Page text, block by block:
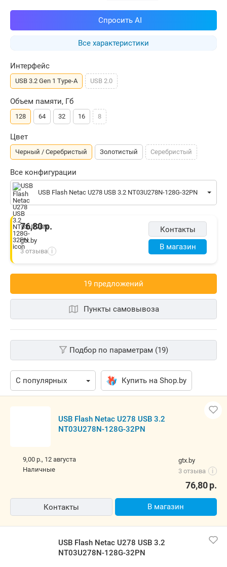
Все характеристики
Интерфейс
USB 3.2 Gen 1 Type-A USB 2.0
Объем памяти, Гб
128 64 32 16 8
Цвет
Черный / Серебристый Золотистый Серебристый
Все конфигурации
USB Flash Netac U278 USB 3.2 NT03U278N-128G-32PN
Спросить AI
Контакты
В магазин
76,80р.
gtx.by
3 отзыва
i
19 предложений
Пункты самовывоза
Подбор по параметрам (19)
Купить на Shop.by
USB Flash Netac U278 USB 3.2
NT03U278N-128G-32PN
gtx.by
3 отзыва
i
9,00 р., 12 августа
наличные
76,80р.
Контакты В магазин
USB Flash Netac U278 USB 3.2
NT03U278N-128G-32PN